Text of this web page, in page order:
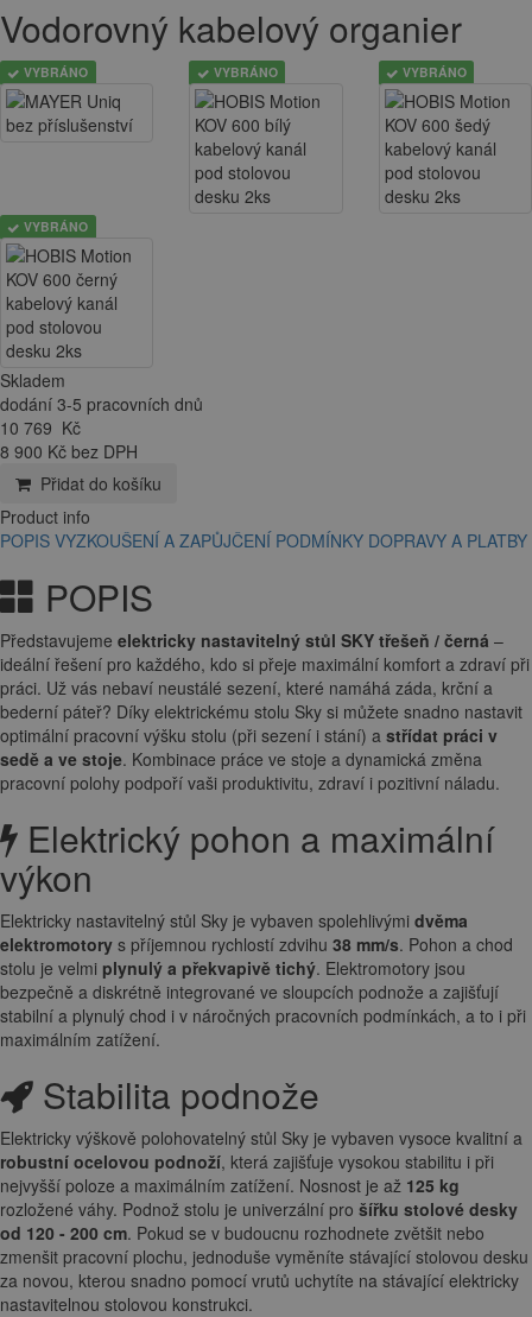
Vodorovný kabelový organier
VYBRÁNO VYBRÁNO VYBRÁNO
VYBRÁNO
Skladem
dodání 3-5 pracovních dnů
10 769 Kč
8 900 Kč bez DPH
Přidat do košíku
Product info
POPIS VYZKOUŠENÍ A ZAPŮJČENÍ PODMÍNKY DOPRAVY A PLATBY
POPIS
Představujeme elektricky nastavitelný stůl SKY třešeň / černá –
ideální řešení pro každého, kdo si přeje maximální komfort a zdraví při
práci. Už vás nebaví neustálé sezení, které namáhá záda, krční a
bederní páteř? Díky elektrickému stolu Sky si můžete snadno nastavit
optimální pracovní výšku stolu (při sezení i stání) a střídat práci v
sedě a ve stoje. Kombinace práce ve stoje a dynamická změna
pracovní polohy podpoří vaši produktivitu, zdraví i pozitivní náladu.
Elektrický pohon a maximální
výkon
Elektricky nastavitelný stůl Sky je vybaven spolehlivými dvěma
elektromotory s příjemnou rychlostí zdvihu 38 mm/s. Pohon a chod
stolu je velmi plynulý a překvapivě tichý. Elektromotory jsou
bezpečně a diskrétně integrované ve sloupcích podnože a zajišťují
stabilní a plynulý chod i v náročných pracovních podmínkách, a to i při
maximálním zatížení.
Stabilita podnože
Elektricky výškově polohovatelný stůl Sky je vybaven vysoce kvalitní a
robustní ocelovou podnoží, která zajišťuje vysokou stabilitu i při
nejvyšší poloze a maximálním zatížení. Nosnost je až 125 kg
rozložené váhy. Podnož stolu je univerzální pro šířku stolové desky
od 120 - 200 cm. Pokud se v budoucnu rozhodnete zvětšit nebo
zmenšit pracovní plochu, jednoduše vyměníte stávající stolovou desku
za novou, kterou snadno pomocí vrutů uchytíte na stávající elektricky
nastavitelnou stolovou konstrukci.